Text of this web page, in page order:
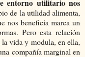
entorno utilitario nos
de la utilidad alimenta,
nos beneficia marca un
Pero esta relación
vida y modula, en ella,
compañía marginal en